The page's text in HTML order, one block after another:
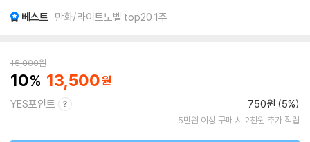
베스트 만화/라이트노벨 top20 1주
15,000원
10 13,500
YES포인트 750원 (5%)
5만원 이상 구매 시 2천원 추가 적립